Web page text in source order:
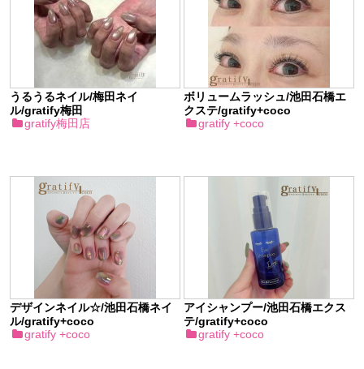
うるうるネイル/梅田ネイ
ル/gratify梅田
gratify梅田店
ボリュームラッシュ/池田石橋エ
クステ/gratify+coco
gratify +coco
デザインネイル☆/池田石橋ネイ
ル/gratify+coco
gratify +coco
アイシャンプー/池田石橋エクス
テ/gratify+coco
gratify +coco